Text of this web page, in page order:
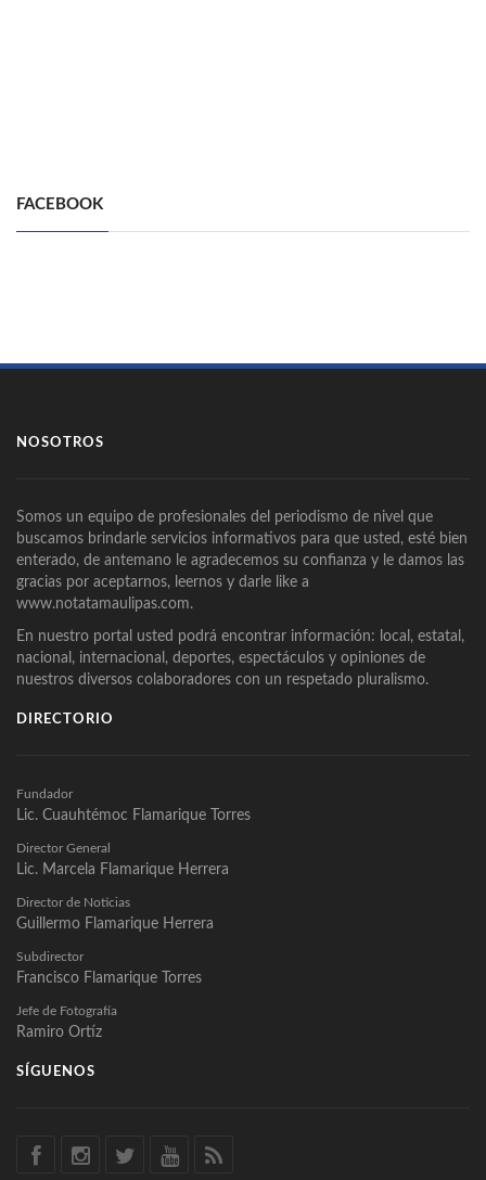
FACEBOOK
NOSOTROS
Somos un equipo de profesionales del periodismo de nivel que
buscamos brindarle servicios informativos para que usted, esté bien
enterado, de antemano le agradecemos su confianza y le damos las
gracias por aceptarnos, leernos y darle like a
www.notatamaulipas.com.
En nuestro portal usted podrá encontrar información: local, estatal,
nacional, internacional, deportes, espectáculos y opiniones de
nuestros diversos colaboradores con un respetado pluralismo.
DIRECTORIO
Fundador
Lic. Cuauhtémoc Flamarique Torres
Director General
Lic. Marcela Flamarique Herrera
Director de Noticias
Guillermo Flamarique Herrera
Subdirector
Francisco Flamarique Torres
Jefe de Fotografía
Ramiro Ortíz
SÍGUENOS